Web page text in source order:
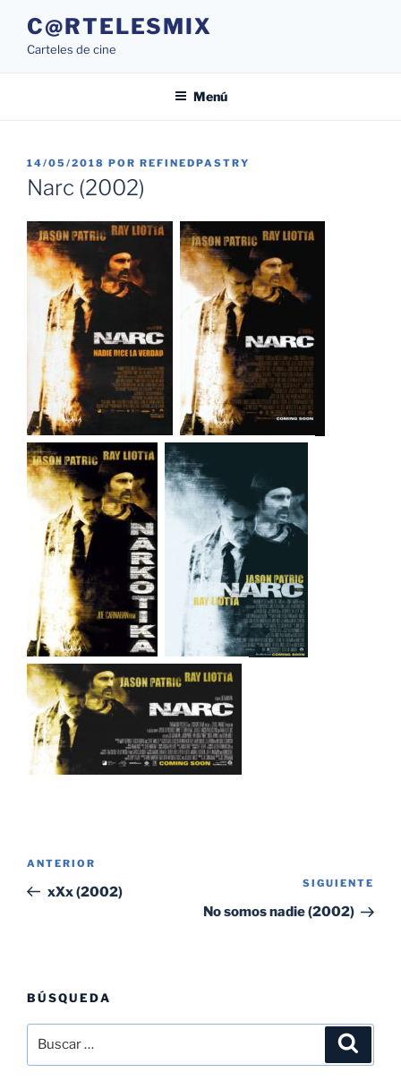
contenido
C@RTELESMIX
Carteles de cine
Menú
PUBLICADO
EL
14/05/2018 POR REFINEDPASTRY
Narc (2002)
entradas
Entrada
anterior:
ANTERIOR
xXx (2002)
SIGUIENTE
No somos nadie (2002)
BÚSQUEDA
por: